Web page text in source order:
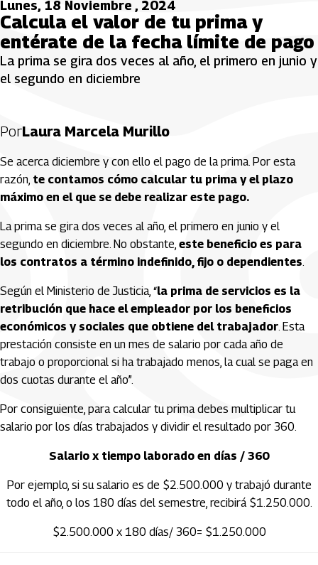
Lunes, 18 Noviembre , 2024
Calcula el valor de tu prima y
entérate de la fecha límite de pago
La prima se gira dos veces al año, el primero en junio y
el segundo en diciembre
PorLaura Marcela Murillo
Se acerca diciembre y con ello el pago de la prima. Por esta
razón, te contamos cómo calcular tu prima y el plazo
máximo en el que se debe realizar este pago.
La prima se gira dos veces al año, el primero en junio y el
segundo en diciembre. No obstante, este beneficio es para
los contratos a término indefinido, fijo o dependientes.
Según el Ministerio de Justicia, “la prima de servicios es la
retribución que hace el empleador por los beneficios
económicos y sociales que obtiene del trabajador. Esta
prestación consiste en un mes de salario por cada año de
trabajo o proporcional si ha trabajado menos, la cual se paga en
dos cuotas durante el año”.
Por consiguiente, para calcular tu prima debes multiplicar tu
salario por los días trabajados y dividir el resultado por 360.
Salario x tiempo laborado en días / 360
Por ejemplo, si su salario es de $2.500.000 y trabajó durante
todo el año, o los 180 días del semestre, recibirá $1.250.000.
$2.500.000 x 180 días/ 360= $1.250.000